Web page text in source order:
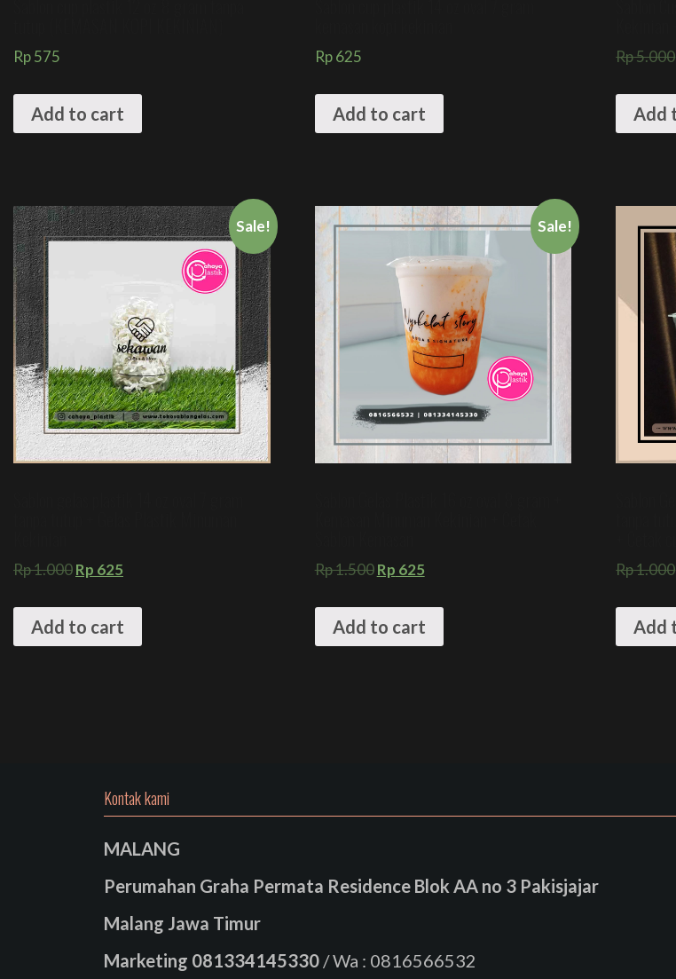
Rp575
Add to cart
Rp625
Add to cart
Rp5.000
Add
Sale!
Rp1.000Rp 625
Add to cart
Sale!
Rp1.500 Rp 625
Add to cart
Rp1.000
Add
Kontak kami
MALANG
Perumahan Graha Permata Residence Blok AA no 3 Pakisjajar
Malang Jawa Timur
Marketing 081334145330 / Wa : 0816566532